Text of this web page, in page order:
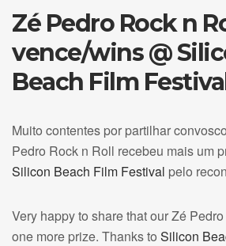
Zé Pedro Rock n
vence/wins @
Beach Film
Muito contentes por partilhar
Pedro Rock n Roll recebeu mais um
Silicon Beach Film Festival pelo
Very happy to share that our Zé
one more prize. Thanks to Silicon